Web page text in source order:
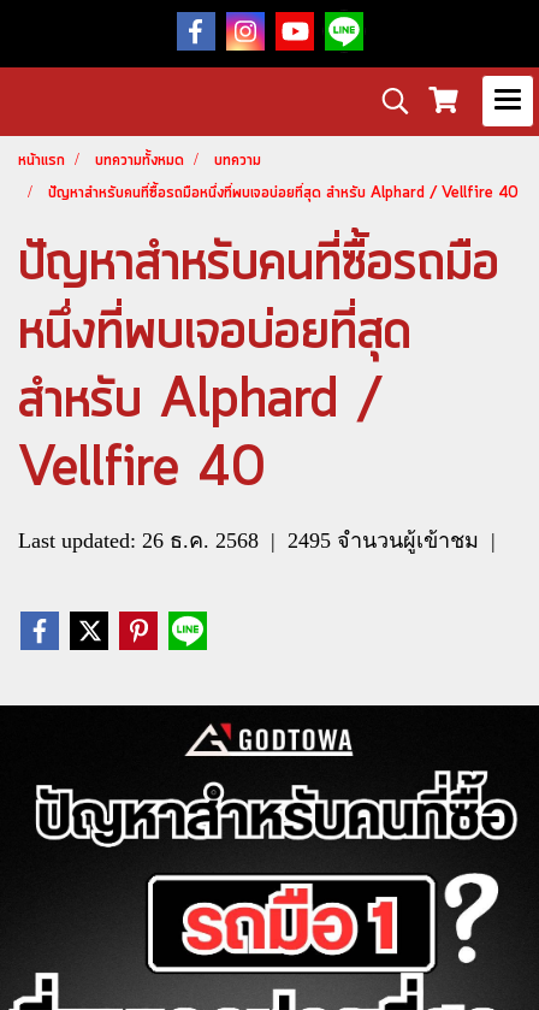
หน้าแรก บทความทั้งหมด
บทความ
ปัญหาสำหรับคนที่ซื้อรถมือหนึ่งที่พบเจอบ่อยที่สุด สำหรับ Alphard / Vellfire 40
ปัญหาสำหรับคนที่ซื้อรถมือ
หนึ่งที่พบเจอบ่อยที่สุด
สำหรับ Alphard /
Vellfire 40
Last updated: 26 ธ.ค. 2568 | 2495 จำนวนผู้เข้าชม |